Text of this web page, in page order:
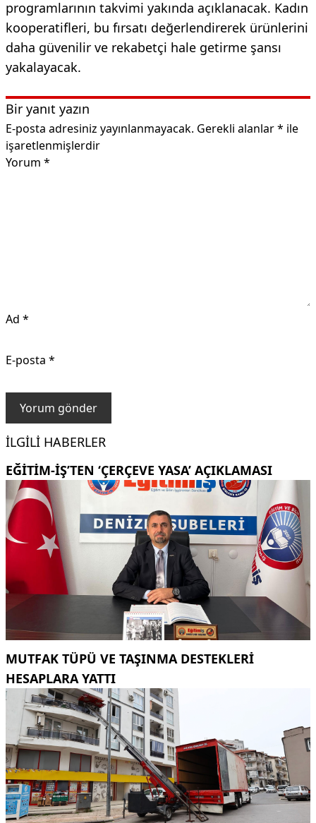
programlarının takvimi yakında açıklanacak. Kadın
kooperatifleri, bu fırsatı değerlendirerek ürünlerini
daha güvenilir ve rekabetçi hale getirme şansı
yakalayacak.
Bir yanıt yazın
E-posta adresiniz yayınlanmayacak. Gerekli alanlar* ile
işaretlenmişlerdir
Yorum *
Ad *
E-posta *
İLGILI HABERLER
EĞITIM-İŞ’TEN ‘ÇERÇEVE YASA’ AÇIKLAMASI
MUTFAK TÜPÜ VE TAŞINMA DESTEKLERI
HESAPLARA YATTI